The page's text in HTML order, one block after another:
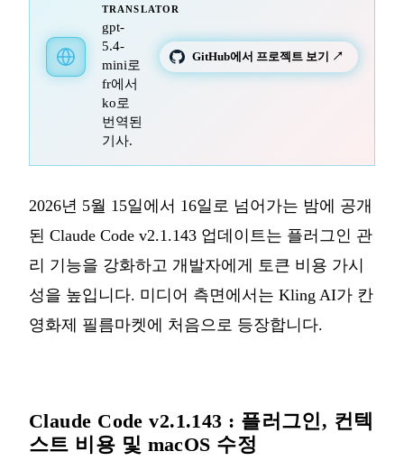
TRANSLATOR
gpt-
5.4-
mini로
fr에서
ko로
번역된
기사.
GitHub에서 프로젝트 보기 ↗
2026년 5월 15일에서 16일로 넘어가는 밤에 공개
된 Claude Code v2.1.143 업데이트는 플러그인 관
리 기능을 강화하고 개발자에게 토큰 비용 가시
성을 높입니다. 미디어 측면에서는 Kling AI가 칸
영화제 필름마켓에 처음으로 등장합니다.
Claude Code v2.1.143 : 플러그인, 컨텍
스트 비용 및 macOS 수정